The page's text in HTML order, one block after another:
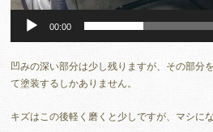
00:00
凹みの深い部分は少し残りますが、その部分
て塗装するしかありません。
キズはこの後軽く磨くと少しですが、マシにな